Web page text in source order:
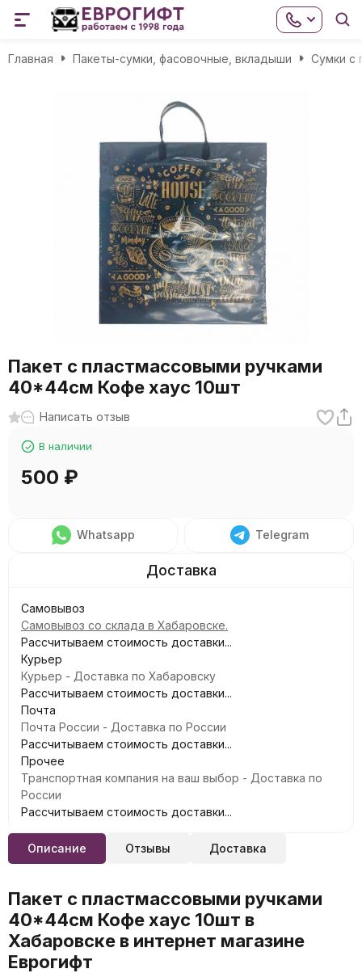
Главная Пакеты-сумки, фасовочные, вкладыши Сумки с
Пакет с пластмассовыми ручками
40*44см Кофе хаус 10шт
Написать отзыв
В наличии
500 ₽
Whatsapp Telegram
Самовывоз
Самовывоз со склада в Хабаровске.
Рассчитываем стоимость доставки...
Курьер
Курьер - Доставка по Хабаровску
Рассчитываем стоимость доставки...
Почта
Почта России - Доставка по России
Рассчитываем стоимость доставки...
Прочее
Транспортная компания на ваш выбор - Доставка по
России
Рассчитываем стоимость доставки...
Описание Отзывы Доставка
Пакет с пластмассовыми ручками
40*44см Кофе хаус 10шт в
Хабаровске в интернет магазине
Еврогифт